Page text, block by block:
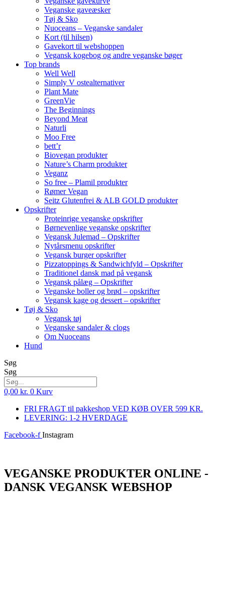
Veganske gaveæsker
Tøj & Sko
Nuoceans – Veganske sandaler
Kort (til hilsen)
Gavekort til webshoppen
Vegansk kogebog og andre veganske bøger
Top brands
Well Well
Simply V ostealternativer
Plant Mate
GreenVie
The Beginnings
Beyond Meat
Naturli
Moo Free
bett’r
Biovegan produkter
Nature’s Charm produkter
Veganz
So free – Plamil produkter
Rømer Vegan
Seitz Glutenfrei & ALB GOLD produkter
Opskrifter
Proteinrige veganske opskrifter
Børnevenlige veganske opskrifter
Vegansk Julemad – Opskrifter
Nytårsmenu opskrifter
Vegansk burger opskrifter
Pizzatoppings & Sandwichfyld – Opskrifter
Traditionel dansk mad på vegansk
Vegansk pålæg – Opskrifter
Veganske boller og brød – opskrifter
Vegansk kage og dessert – opskrifter
Tøj & Sko
Vegansk tøj
Veganske sandaler & clogs
Om Nuoceans
Hund
Søg
Søg
0,00 kr. 0 Kurv
FRI FRAGT til pakkeshop VED KØB OVER 599 KR.
LEVERING: 1-2 HVERDAGE
Facebook-f Instagram
VEGANSKE PRODUKTER ONLINE -
DANSK VEGANSK WEBSHOP